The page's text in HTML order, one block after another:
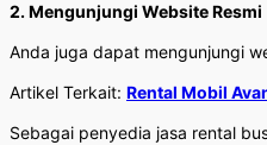
2. Mengunjungi Website Resmi
Anda juga dapat mengunjungi
Artikel Terkait: Rental Mobil
Sebagai penyedia jasa rental